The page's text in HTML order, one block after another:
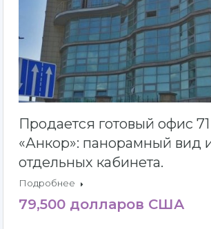
Продается готовый офис
«Анкор»: панорамный вид
отдельных кабинета.
Подробнее
79,500 долларов США